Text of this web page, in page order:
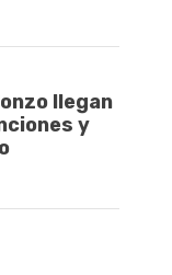
llegan
y